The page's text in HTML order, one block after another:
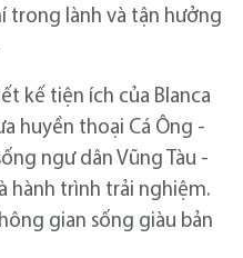
trong lành và tận hưởng
kế tiện ích của Blanca
huyền thoại Cá Ông -
ngư dân Vũng Tàu -
hành trình trải nghiệm.
gian sống giàu bản